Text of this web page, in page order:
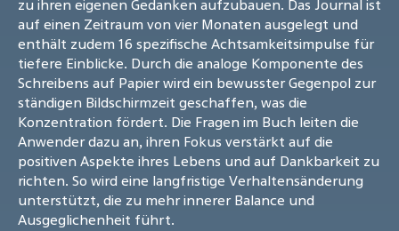
zu ihren eigenen Gedanken aufzubauen. Das Journal ist
auf einen Zeitraum von vier Monaten ausgelegt und
enthält zudem 16 spezifische Achtsamkeitsimpulse für
tiefere Einblicke. Durch die analoge Komponente des
Schreibens auf Papier wird ein bewusster Gegenpol zur
ständigen Bildschirmzeit geschaffen, was die
Konzentration fördert. Die Fragen im Buch leiten die
Anwender dazu an, ihren Fokus verstärkt auf die
positiven Aspekte ihres Lebens und auf Dankbarkeit zu
richten. So wird eine langfristige Verhaltensänderung
unterstützt, die zu mehr innerer Balance und
Ausgeglichenheit führt.